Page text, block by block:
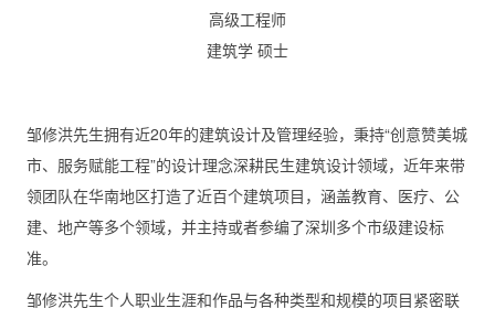
高级工程师
建筑学 硕士
邹修洪先生拥有近20年的建筑设计及管理经验，秉持“创意赞美城
市、服务赋能工程”的设计理念深耕民生建筑设计领域，近年来带
领团队在华南地区打造了近百个建筑项目，涵盖教育、医疗、公
建、地产等多个领域，并主持或者参编了深圳多个市级建设标
准。
邹修洪先生个人职业生涯和作品与各种类型和规模的项目紧密联